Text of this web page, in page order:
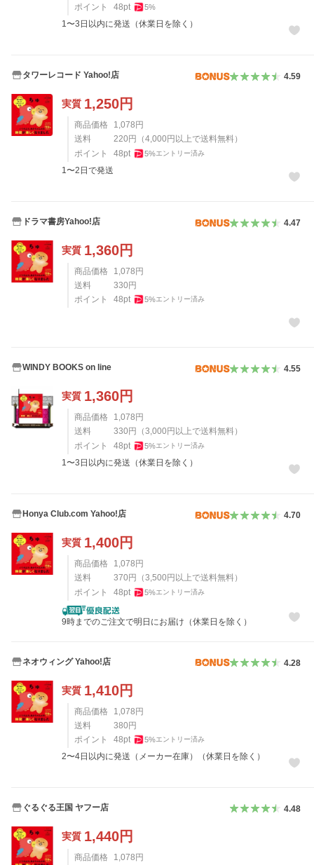
ポイント
48pt 5%
1〜3日以内に発送（休業日を除く）
タワーレコード Yahoo!店 4.59
実質 1,250円
商品価格 1,078 円
送料
220 円 （4,000 円以上で送料無料）
ポイント
48pt 5%エントリー済み
1〜2日で発送
ドラマ書房Yahoo!店 4.47
実質 1,360円
商品価格 1,078 円
送料
330 円
ポイント
48pt 5%エントリー済み
WINDY BOOKS on line 4.55
実質 1,360円
商品価格 1,078 円
送料
330 円 （3,000 円以上で送料無料）
ポイント
48pt 5%エントリー済み
1〜3日以内に発送（休業日を除く）
Honya Club.com Yahoo!店 4.70
実質 1,400円
商品価格 1,078 円
送料
370 円 （3,500 円以上で送料無料）
ポイント
48pt 5%エントリー済み
9時までのご注文で明日にお届け（休業日を除く）
ネオウィング Yahoo!店 4.28
実質 1,410円
商品価格 1,078円
送料
380円
ポイント
48pt 5%エントリー済み
2〜4日以内に発送（メーカー在庫）（休業日を除く）
ぐるぐる王国 ヤフー店 4.48
実質 1,440円
商品価格 1,078円